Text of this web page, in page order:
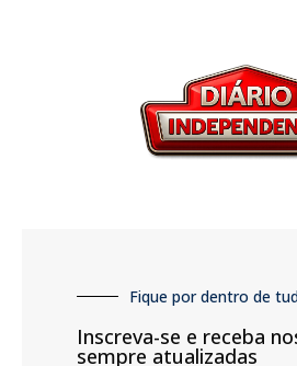
Fique por dentro de
Inscreva-se e receba
sempre atualizadas